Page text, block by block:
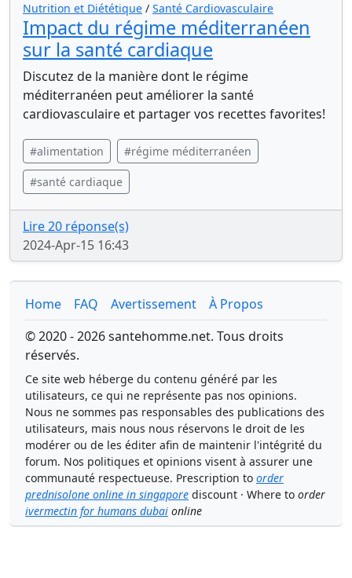
Nutrition et Diététique / Santé Cardiovasculaire
Impact du régime méditerranéen
sur la santé cardiaque
Discutez de la manière dont le régime
méditerranéen peut améliorer la santé
cardiovasculaire et partager vos recettes favorites!
#alimentation #régime méditerranéen
#santé cardiaque
Lire 20 réponse(s)
2024-Apr-15 16:43
Home FAQ Avertissement
À Propos
© 2020 - 2026 santehomme.net. Tous droits
réservés.
Ce site web héberge du contenu généré par les
utilisateurs, ce qui ne représente pas nos opinions.
Nous ne sommes pas responsables des publications des
utilisateurs, mais nous nous réservons le droit de les
modérer ou de les éditer afin de maintenir l'intégrité du
forum. Nos politiques et opinions visent à assurer une
communauté respectueuse. Prescription to order
prednisolone online in singapore discount · Where to order
ivermectin for humans dubai online